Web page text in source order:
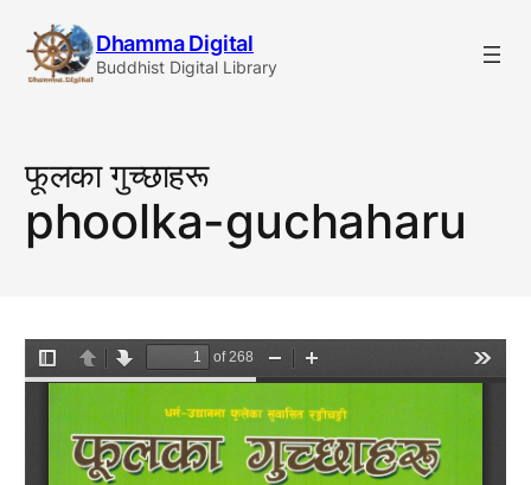
content
Dhamma Digital
Buddhist Digital Library
फूलका गुच्छाहरू
phoolka-guchaharu